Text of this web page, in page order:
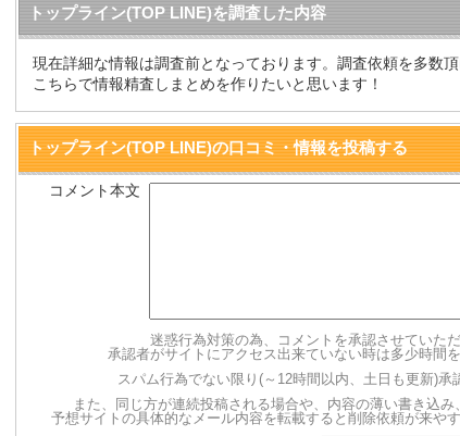
トップライン(TOP LINE)を調査した内容
現在詳細な情報は調査前となっております。調査依頼を多数
こちらで情報精査しまとめを作りたいと思います！
トップライン(TOP LINE)の口コミ・情報を投稿する
コメント本文
迷惑行為対策の為、コメントを承認させていた
承認者がサイトにアクセス出来ていない時は多少時間
スパム行為でない限り(～12時間以内、土日も更新)承
また、同じ方が連続投稿される場合や、内容の薄い書き込み
予想サイトの具体的なメール内容を転載すると削除依頼が来や